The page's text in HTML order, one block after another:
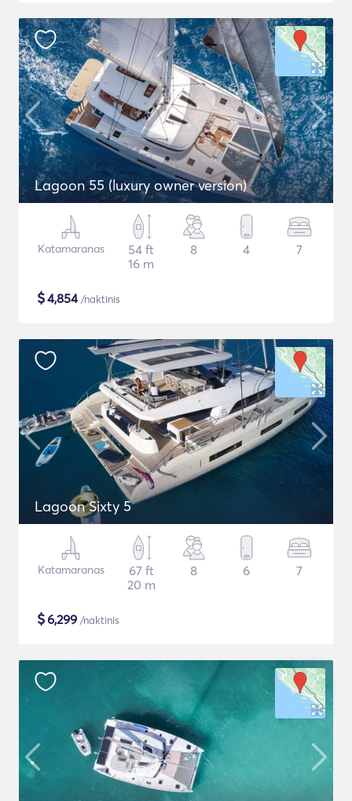
Lagoon 55 (luxury owner version)
Katamaranas
54 ft
16 m
8 4 7
$4,854/naktinis
Lagoon Sixty 5
Katamaranas
67 ft
20 m
8 6 7
$6,299 /naktinis